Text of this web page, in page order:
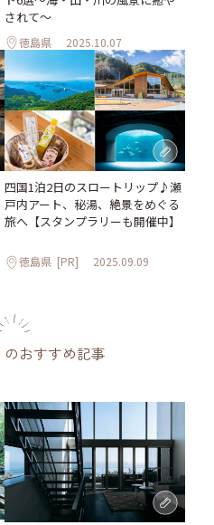
されて〜
徳島県 2025.10.07
四国1泊2日のスロートリップ♪瀬
戸内アート、秘湯、絶景をめぐる
旅へ【スタンプラリーも開催中】
徳島県 [PR] 2025.09.09
のおすすめ記事